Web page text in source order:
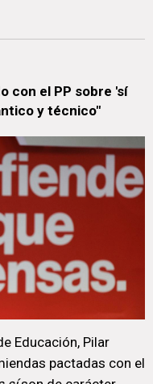
con el PP sobre 'sí
y técnico"
Educación, Pilar
pactadas con el